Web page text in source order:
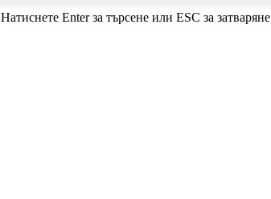
Натиснете Enter за търсене или ESC за затваряне